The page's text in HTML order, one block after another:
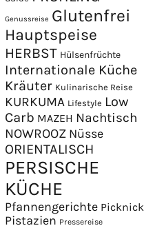
Genussreise Glutenfrei
Hauptspeise
HERBST Hülsenfrüchte
Internationale Küche
Kräuter Kulinarische Reise
KURKUMA Lifestyle Low
Carb MAZEH Nachtisch
NOWROOZ Nüsse
ORIENTALISCH
PERSISCHE
KÜCHE
Pfannengerichte Picknick
Pistazien Pressereise